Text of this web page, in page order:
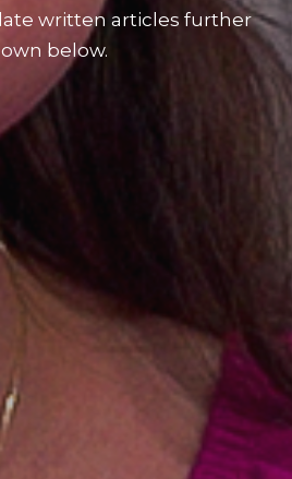
written articles further
below.